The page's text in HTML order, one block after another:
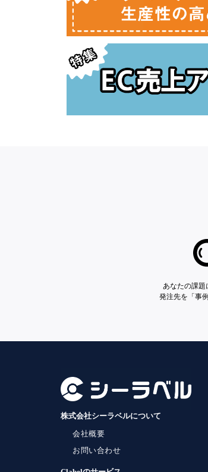
あなたの課題
発注先を「事
株式会社シーラベルについて
会社概要
お問い合わせ